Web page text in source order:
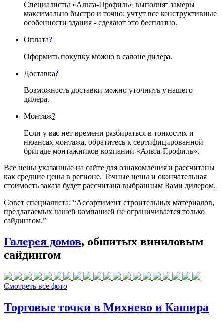
Специалисты «Альта-Профиль» выполнят замеры
максимально быстро и точно: учтут все конструктивные
особенности здания - сделают это бесплатно.
Оплата?
Оформить покупку можно в салоне дилера.
Доставка?
Возможность доставки можно уточнить у нашего
дилера.
Монтаж?
Если у вас нет времени разбираться в тонкостях и
нюансах монтажа, обратитесь к сертифицированной
бригаде монтажников компании «Альта-Профиль».
Все цены указанные на сайте для ознакомления и рассчитаны
как средние цены в регионе. Точные цены и окончательная
стоимость заказа будет рассчитана выбранным Вами дилером.
Совет специалиста: “Ассортимент строительных материалов,
предлагаемых нашей компанией не ограничивается только
сайдингом.”
Галерея домов, обшитых виниловым
сайдингом
Смотреть все фото
Торговые точки в Михнево и Кашира